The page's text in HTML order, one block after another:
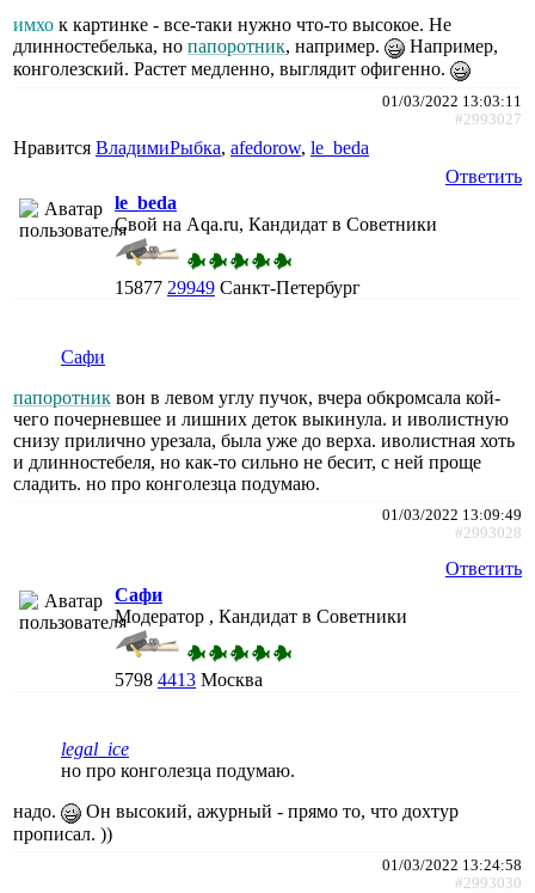
имхо к картинке - все-таки нужно что-то высокое. Не
длинностебелька, но папоротник, например.
Например,
конголезский. Растет медленно, выглядит офигенно.
01/03/2022 13:03:11
#2993027
Нравится ВладимиРыбка, afedorow, le_beda
Ответить
le_beda
Свой на Aqa.ru, Кандидат в Советники
15877 29949 Санкт-Петербург
Сафи
папоротник вон в левом углу пучок, вчера обкромсала кой-
чего почерневшее и лишних деток выкинула. и иволистную
снизу прилично урезала, была уже до верха. иволистная хоть
и длинностебеля, но как-то сильно не бесит, с ней проще
сладить. но про конголезца подумаю.
01/03/2022 13:09:49
#2993028
Ответить
Сафи
Модератор , Кандидат в Советники
5798 4413 Москва
legal_ice
но про конголезца подумаю.
надо.
Он высокий, ажурный - прямо то, что дохтур
прописал. ))
01/03/2022 13:24:58
#2993030